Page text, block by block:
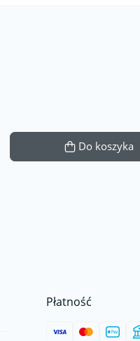
Do koszyka
Płatność